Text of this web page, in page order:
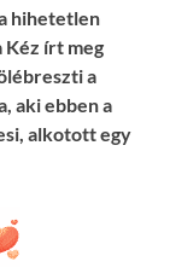
hihetetlen
Kéz írt meg
a
aki ebben a
alkotott egy